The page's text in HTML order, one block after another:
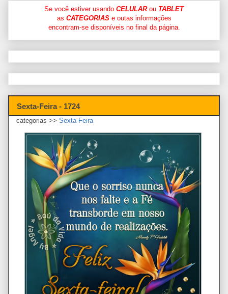
Se você estiver usando CELULARou TABLET
as CATEGORIASe outas informações
encontram-se disponíveis no final da página.
Sexta-Feira - 1724
categorias >> Sexta-Feira